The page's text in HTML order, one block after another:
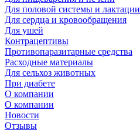
Для половой системы и лактации
Для сердца и кровообращения
Для ушей
Контрацептивы
Противопаразитарные средства
Расходные материалы
Для сельхоз животных
При диабете
О компании
О компании
Новости
Отзывы